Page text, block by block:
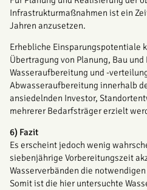
Infrastrukturmaßnahmen ist ein
Jahren anzusetzen.
Erhebliche Einsparungspotentiale
Übertragung von Planung, Bau
Wasseraufbereitung und -
Abwasseraufbereitung innerhalb
ansiedelnden Investor,
mehrerer Bedarfsträger erzielt
6) Fazit
Es erscheint jedoch wenig
siebenjährige Vorbereitungszeit
Wasserverbänden die
Somit ist die hier untersuchte